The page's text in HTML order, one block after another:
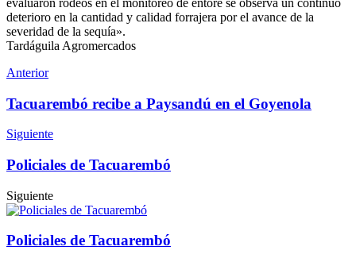
deterioro en la cantidad y calidad forrajera por el avance de la
severidad de la sequía».
Tardáguila Agromercados
Anterior
Tacuarembó recibe a Paysandú en el Goyenola
Siguiente
Policiales de Tacuarembó
Siguiente
Policiales de Tacuarembó